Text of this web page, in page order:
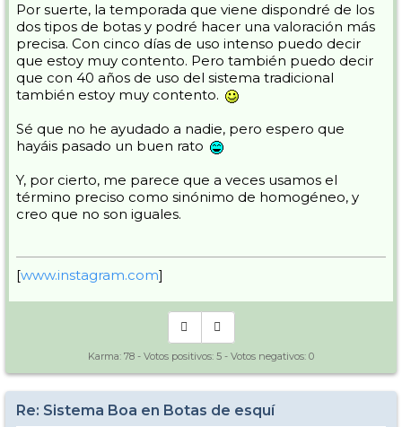
Por suerte, la temporada que viene dispondré de los
dos tipos de botas y podré hacer una valoración más
precisa. Con cinco días de uso intenso puedo decir
que estoy muy contento. Pero también puedo decir
que con 40 años de uso del sistema tradicional
también estoy muy contento.
Sé que no he ayudado a nadie, pero espero que
hayáis pasado un buen rato
Y, por cierto, me parece que a veces usamos el
término preciso como sinónimo de homogéneo, y
creo que no son iguales.
[www.instagram.com]
Karma: 78 - Votos positivos: 5 - Votos negativos: 0
Re: Sistema Boa en Botas de esquí